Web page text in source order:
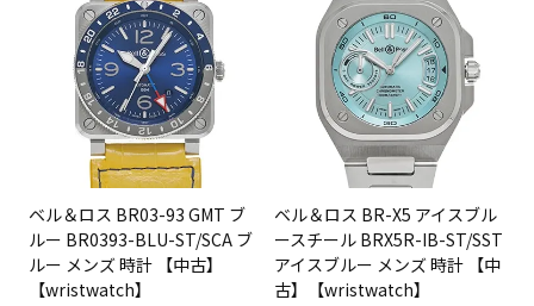
ベル＆ロス BR03-93 GMT ブ
ルー BR0393-BLU-ST/SCA ブ
ルー メンズ 時計 【中古】
【wristwatch】
ベル＆ロス BR-X5 アイスブル
ースチール BRX5R-IB-ST/SST
アイスブルー メンズ 時計 【中
古】【wristwatch】